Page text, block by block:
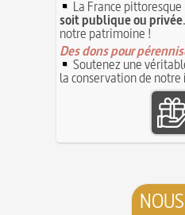
La France
soit publique ou privée
notre patrimoine !
Des dons pour
Soutenez une
la conservation de notre